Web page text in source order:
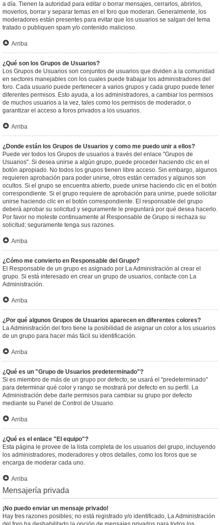
a día. Tienen la autoridad para editar o borrar mensajes, cerrarlos, abrirlos,
moverlos, borrar y separar temas en el foro que moderan. Generalmente, los
moderadores están presentes para evitar que los usuarios se salgan del tema
tratado o publiquen spam y/o contenido malicioso.
Arriba
¿Qué son los Grupos de Usuarios?
Los Grupos de Usuarios son conjuntos de usuarios que dividen a la comunidad
en sectores manejables con los cuales puede trabajar los administradores del
foro. Cada usuario puede pertenecer a varios grupos y cada grupo puede tener
diferentes permisos. Esto ayuda, a los administradores, a cambiar los permisos
de muchos usuarios a la vez, tales como los permisos de moderador, o
garantizar el acceso a foros privados a los usuarios.
Arriba
¿Donde están los Grupos de Usuarios y como me puedo unir a ellos?
Puede ver todos los Grupos de usuarios a través del enlace "Grupos de
Usuarios". Si desea unirse a algún grupo, puede proceder haciendo clic en el
botón apropiado. No todos los grupos tienen libre acceso. Sin embargo, algunos
requieren aprobación para poder unirse, otros están cerrados y algunos son
ocultos. Si el grupo se encuentra abierto, puede unirse haciendo clic en el botón
correspondiente. Si el grupo requiere de aprobación para unirse, puede solicitar
unirse haciendo clic en el botón correspondiente. El responsable del grupo
deberá aprobar su solicitud y seguramente le preguntará por qué desea hacerlo.
Por favor no moleste continuamente al Responsable de Grupo si rechaza su
solicitud; seguramente tenga sus razones.
Arriba
¿Cómo me convierto en Responsable del Grupo?
El Responsable de un grupo es asignado por La Administración al crear el
grupo. Si está interesado en crear un grupo de usuarios, contacte con La
Administración.
Arriba
¿Por qué algunos Grupos de Usuarios aparecen en diferentes colores?
La Administración del foro tiene la posibilidad de asignar un color a los usuarios
de un grupo para hacer más fácil su identificación.
Arriba
¿Qué es un "Grupo de Usuarios predeterminado"?
Si es miembro de más de un grupo por defecto, se usará el "predeterminado"
para determinar qué color y rango se mostrará por defecto en su perfil. La
Administración debe darle permisos para cambiar su grupo por defecto
mediante su Panel de Control de Usuario.
Arriba
¿Qué es el enlace "El equipo"?
Esta página le provee de la lista completa de los usuarios del grupo, incluyendo
los administradores, moderadores y otros detalles, como los foros que se
encarga de moderar cada uno.
Arriba
Mensajería privada
¡No puedo enviar un mensaje privado!
Hay tres razones posibles; no está registrado y/o identificado, La Administración